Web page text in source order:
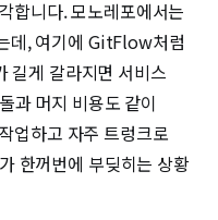
합니다. 모노레포에서는
데, 여기에 GitFlow처럼
길게 갈라지면 서비스
과 머지 비용도 같이
업하고 자주 트렁크로
한꺼번에 부딪히는 상황